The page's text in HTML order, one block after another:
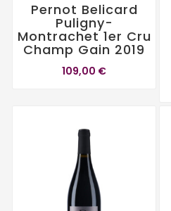
Pernot Belicard
Puligny-
Montrachet 1er Cru
Champ Gain 2019
109,00 €